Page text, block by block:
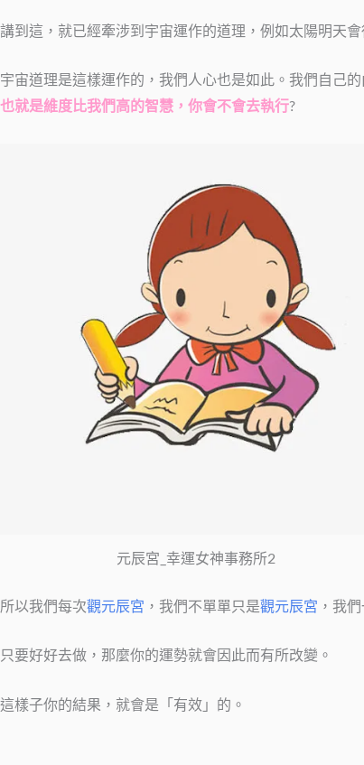
講到這，就已經牽涉到宇宙運作的道理，例如太陽明天
宇宙道理是這樣運作的，我們人心也是如此。我們自己
也就是維度比我們高的智慧，你會不會去執行?
元辰宮_幸運女神事務所2
所以我們每次觀元辰宮 ，我們不單單只是觀元辰宮 ，我
只要好好去做，那麼你的運勢就會因此而有所改變。
這樣子你的結果，就會是「有效」的。